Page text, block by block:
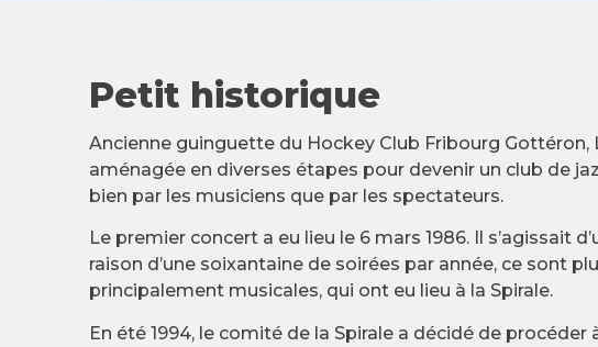
Petit historique
Ancienne guinguette du Hockey Club Fribourg Gottéron,
aménagée en diverses étapes pour devenir un club de
bien par les musiciens que par les spectateurs.
Le premier concert a eu lieu le 6 mars 1986. Il s’agissait
raison d’une soixantaine de soirées par année, ce sont
principalement musicales, qui ont eu lieu à la Spirale.
En été 1994, le comité de la Spirale a décidé de